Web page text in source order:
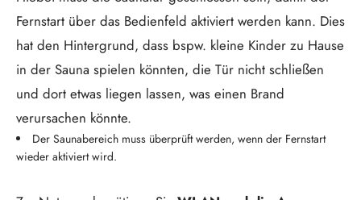
Fernstart über das Bedienfeld aktiviert werden kann. Dies
hat den Hintergrund, dass bspw. kleine Kinder zu Hause
in der Sauna spielen könnten, die Tür nicht schließen
und dort etwas liegen lassen, was einen Brand
verursachen könnte.
Der Saunabereich muss überprüft werden, wenn der Fernstart
wieder aktiviert wird.